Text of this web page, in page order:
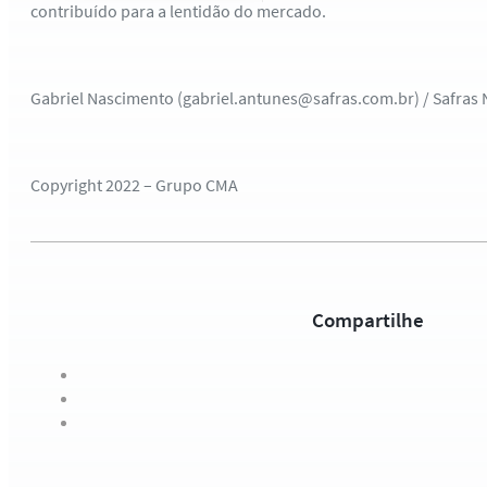
contribuído para a lentidão do mercado.
Gabriel Nascimento (gabriel.antunes@safras.com.br) / Safras
Copyright 2022 – Grupo CMA
Compartilhe